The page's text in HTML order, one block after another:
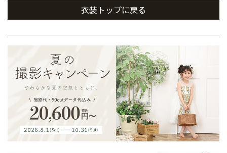
衣装トップに戻る